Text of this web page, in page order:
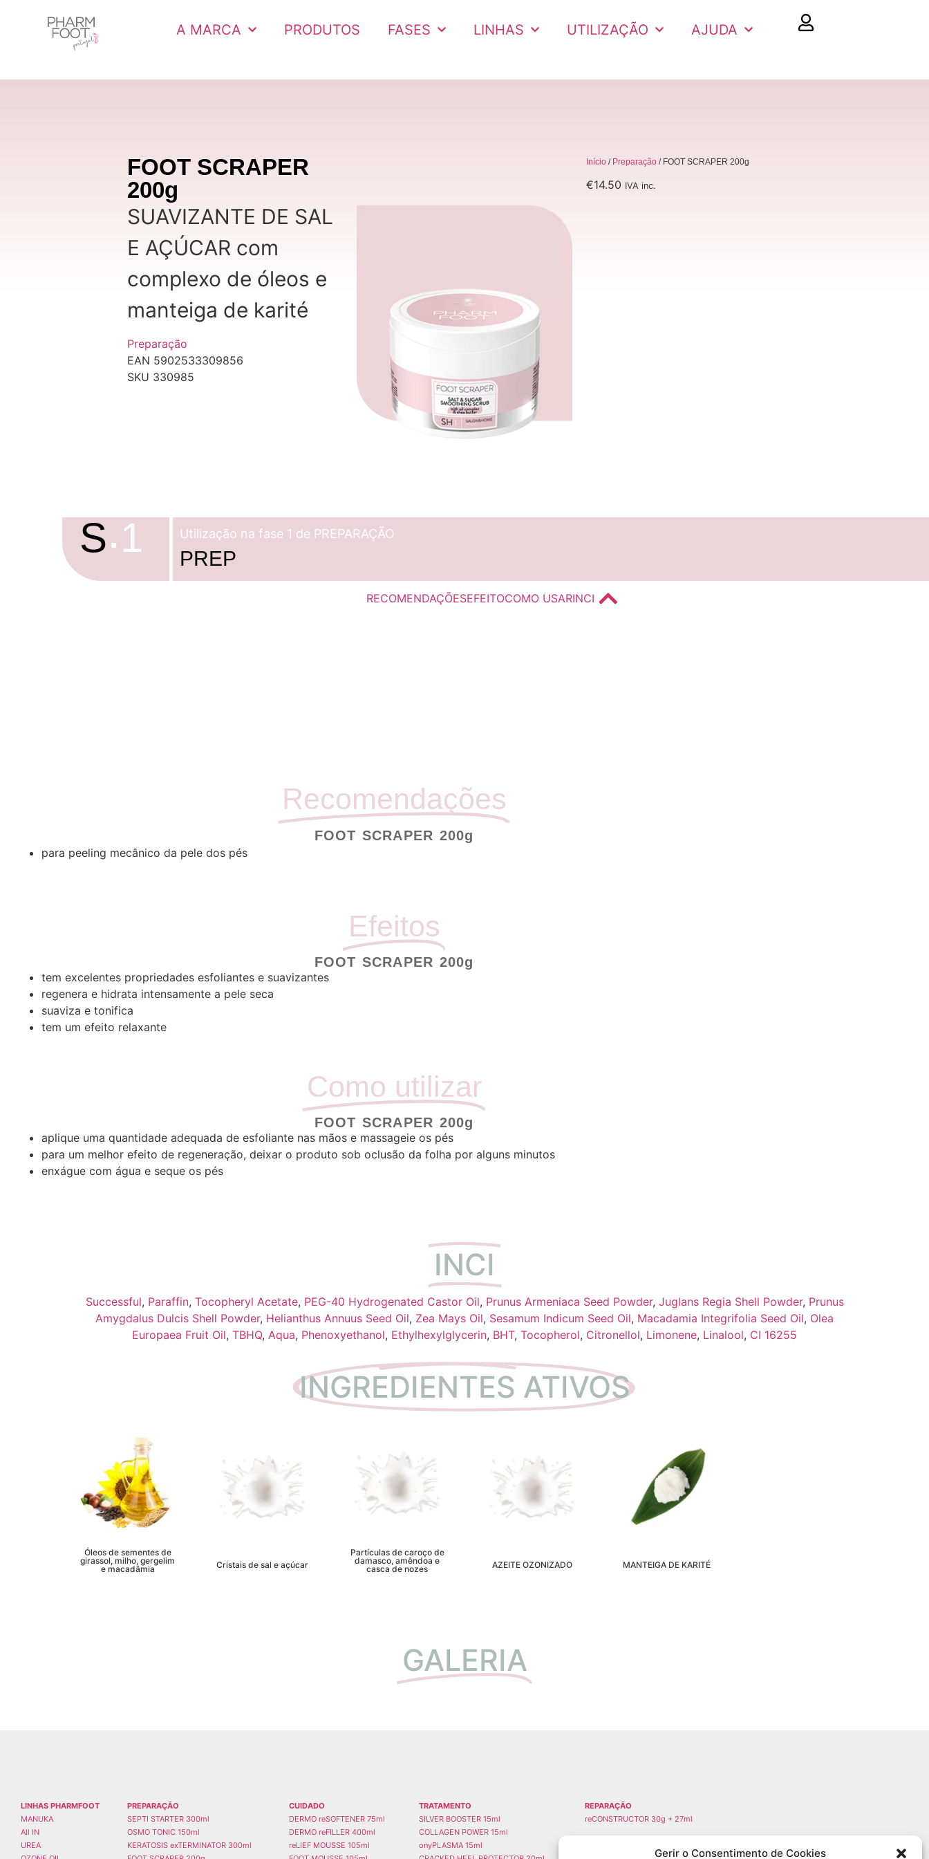
Gerir o Consentimento de Cookies
A MARCA PRODUTOS FASES LINHAS UTILIZAÇÃO AJUDA
FOOT SCRAPER
200g
SUAVIZANTE DE SAL
E AÇÚCAR com
complexo de óleos e
manteiga de karité
Preparação
EAN 5902533309856
SKU 330985
Início / Preparação / FOOT SCRAPER 200g
€14.50 IVA inc.
S.1 Utilização na fase 1 de PREPARAÇÃO
PREP
RECOMENDAÇÕESEFEITOCOMO USARINCI
Recomendações
FOOT SCRAPER 200g
para peeling mecânico da pele dos pés
Efeitos
FOOT SCRAPER 200g
tem excelentes propriedades esfoliantes e suavizantes
regenera e hidrata intensamente a pele seca
suaviza e tonifica
tem um efeito relaxante
Como utilizar
FOOT SCRAPER 200g
aplique uma quantidade adequada de esfoliante nas mãos e massageie os pés
para um melhor efeito de regeneração, deixar o produto sob oclusão da folha por alguns minutos
enxágue com água e seque os pés
INCI
Successful, Paraffin, Tocopheryl Acetate, PEG-40 Hydrogenated Castor Oil, Prunus Armeniaca Seed Powder, Juglans Regia Shell Powder, Prunus
Amygdalus Dulcis Shell Powder, Helianthus Annuus Seed Oil, Zea Mays Oil, Sesamum Indicum Seed Oil, Macadamia Integrifolia Seed Oil, Olea
Europaea Fruit Oil, TBHQ, Aqua, Phenoxyethanol, Ethylhexylglycerin, BHT, Tocopherol, Citronellol, Limonene, Linalool, CI 16255
INGREDIENTES ATIVOS
Óleos de sementes de
girassol, milho, gergelim
e macadâmia
Cristais de sal e açúcar
Partículas de caroço de
damasco, amêndoa e
casca de nozes
AZEITE OZONIZADO MANTEIGA DE KARITÉ
GALERIA
LINHAS PHARMFOOT
MANUKA
All IN
UREA
PREPARAÇÃO
SEPTI STARTER 300ml
OSMO TONIC 150ml
KERATOSIS exTERMINATOR 300ml
CUIDADO
DERMO reSOFTENER 75ml
DERMO reFILLER 400ml
reLIEF MOUSSE 105ml
TRATAMENTO
SILVER BOOSTER 15ml
COLLAGEN POWER 15ml
onyPLASMA 15ml
REPARAÇÃO
reCONSTRUCTOR 30g + 27ml